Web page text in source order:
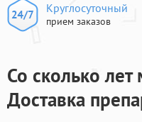
Круглосуточный
прием заказов
Со сколько
Доставка